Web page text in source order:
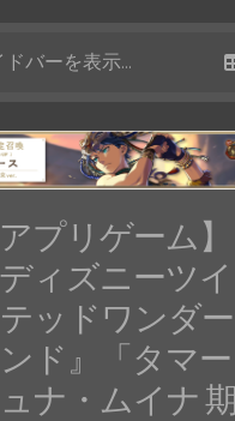
ドバーを表示...
アプリゲーム】
ディズニーツイ
ッドワンダー
ド』「タマー
ナ・ムイナ 期